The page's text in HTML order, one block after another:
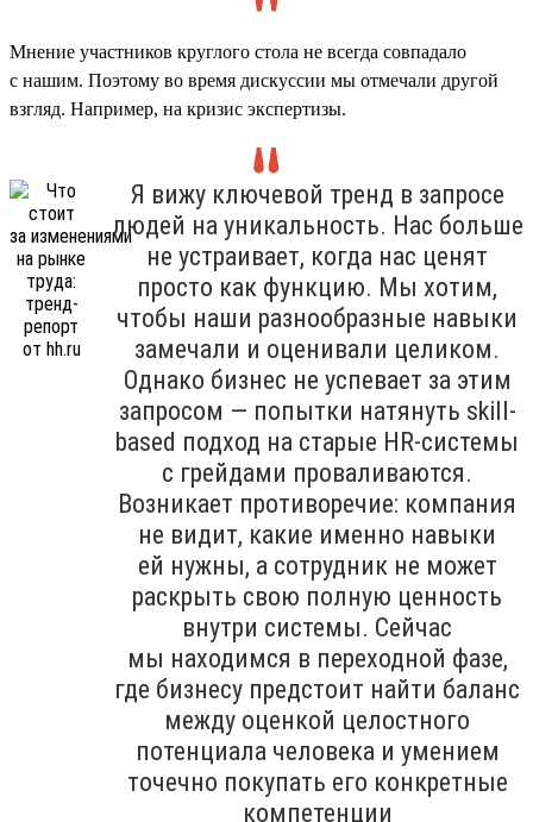
Мнение участников круглого стола не всегда совпадало
с нашим. Поэтому во время дискуссии мы отмечали другой
взгляд. Например, на кризис экспертизы.
Я вижу ключевой тренд в запросе
людей на уникальность. Нас больше
не устраивает, когда нас ценят
просто как функцию. Мы хотим,
чтобы наши разнообразные навыки
замечали и оценивали целиком.
Однако бизнес не успевает за этим
запросом — попытки натянуть skill-
based подход на старые HR-системы
с грейдами проваливаются.
Возникает противоречие: компания
не видит, какие именно навыки
ей нужны, а сотрудник не может
раскрыть свою полную ценность
внутри системы. Сейчас
мы находимся в переходной фазе,
где бизнесу предстоит найти баланс
между оценкой целостного
потенциала человека и умением
точечно покупать его конкретные
компетенции